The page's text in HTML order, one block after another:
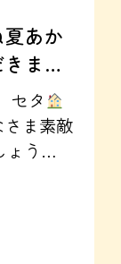
しな
ます！
してい
を共有
用をご
問
seta-
夏あか
まし
ム セタ
うか
くだ